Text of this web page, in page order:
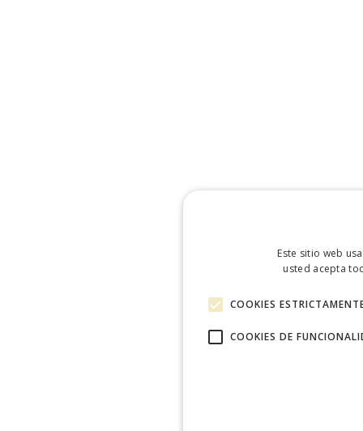
Este sitio web
usted acepta
COOKIES
COOKIES DE